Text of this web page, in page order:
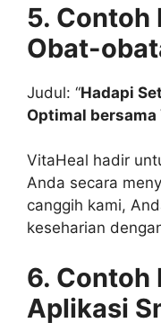
5. Contoh
Obat-
Judul: “Hadapi
Optimal bersama
VitaHeal hadir
Anda secara
canggih kami,
keseharian
6. Contoh
Aplikasi